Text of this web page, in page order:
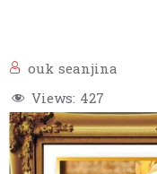
ouk seanjina
Views: 427